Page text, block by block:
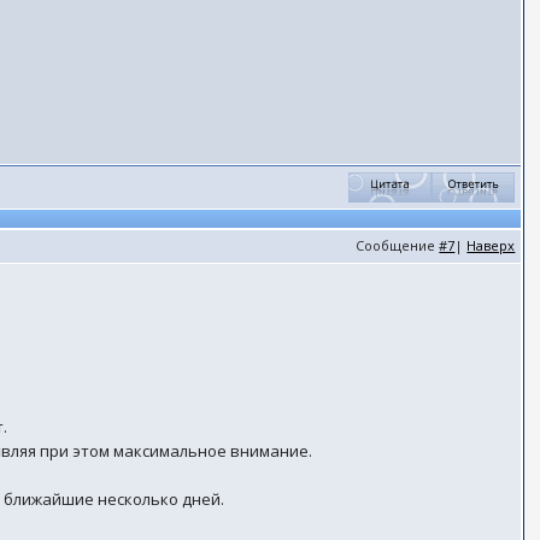
Сообщение#7 | Наверх
при этом максимальное внимание.
несколько дней.